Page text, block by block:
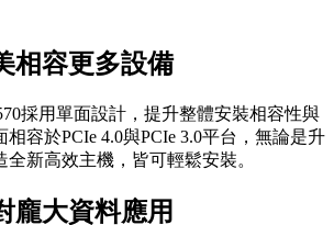
相容更多設備
採用單面設計，提升整體安裝相容性與
容於PCIe 4.0與PCIe 3.0平台，無論是升
新高效主機，皆可輕鬆安裝。
龐大資料應用